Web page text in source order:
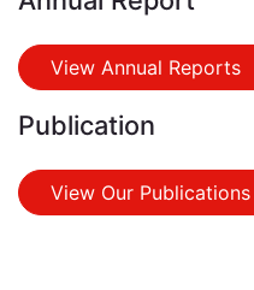
View Annual Reports
Publication
View Our